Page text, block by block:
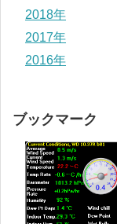
2018年
2017年
2016年
ブックマーク